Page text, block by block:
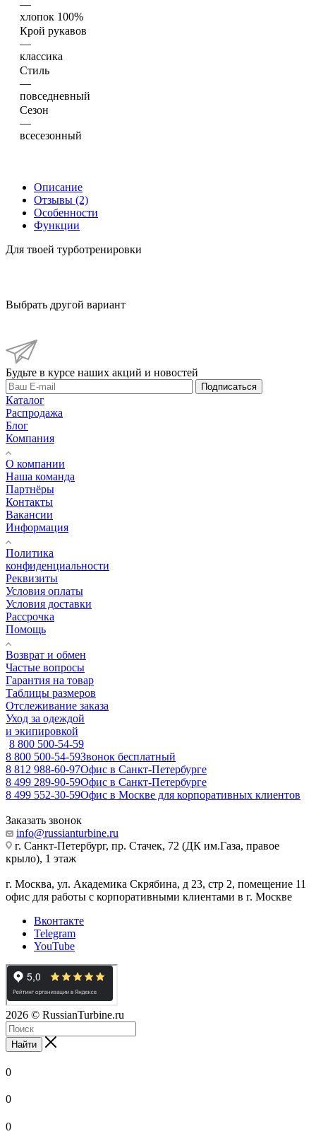
—
хлопок 100%
Крой рукавов
—
классика
Стиль
—
повседневный
Сезон
—
всесезонный
Описание
Отзывы (2)
Особенности
Функции
Для твоей турботренировки
Выбрать другой вариант
Будьте в курсе наших акций и новостей
Подписаться
Каталог
Распродажа
Блог
Компания
О компании
Наша команда
Партнёры
Контакты
Вакансии
Информация
Политика
конфиденциальности
Реквизиты
Условия оплаты
Условия доставки
Рассрочка
Помощь
Возврат и обмен
Частые вопросы
Гарантия на товар
Таблицы размеров
Отслеживание заказа
Уход за одеждой
и экипировкой
8 800 500-54-59
8 800 500-54-59Звонок бесплатный
8 812 988-60-97Офис в Санкт-Петербурге
8 499 289-90-59Офис в Санкт-Петербурге
8 499 552-30-59Офис в Москве для корпоративных клиентов
Заказать звонок
info@russianturbine.ru
г. Санкт-Петербург, пр. Стачек, 72 (ДК им.Газа, правое
крыло), 1 этаж
г. Москва, ул. Академика Скрябина, д 23, стр 2, помещение 11
офис для работы с корпоративными клиентами в г. Москве
Вконтакте
Telegram
YouTube
2026 © RussianTurbine.ru
Найти
0
0
0